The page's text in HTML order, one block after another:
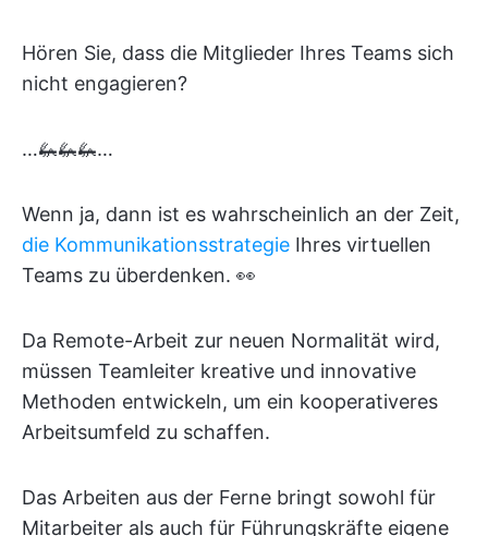
Hören Sie, dass die Mitglieder Ihres Teams sich
nicht engagieren?
…🦗🦗🦗…
Wenn ja, dann ist es wahrscheinlich an der Zeit,
die Kommunikationsstrategie Ihres virtuellen
Teams zu überdenken. 👀
Da Remote-Arbeit zur neuen Normalität wird,
müssen Teamleiter kreative und innovative
Methoden entwickeln, um ein kooperativeres
Arbeitsumfeld zu schaffen.
Das Arbeiten aus der Ferne bringt sowohl für
Mitarbeiter als auch für Führungskräfte eigene